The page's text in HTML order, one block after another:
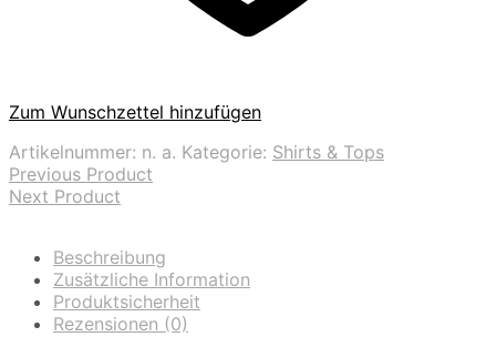
Zum Wunschzettel hinzufügen
Artikelnummer: n. a. Kategorie: Shirts & Tops
Previous Product
Next Product
Beschreibung
Zusätzliche Information
Produktsicherheit
Rezensionen (0)